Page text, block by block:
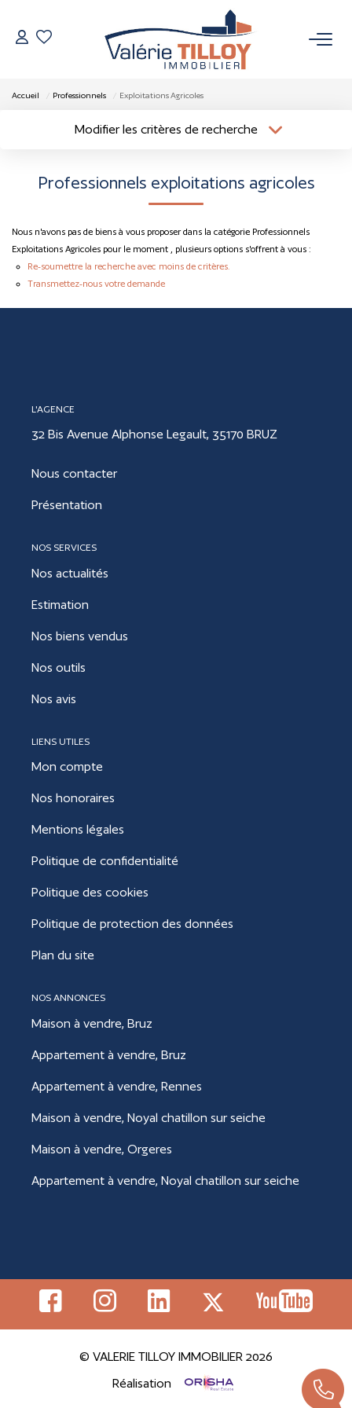
VENDRE
L’AGENCE
Qui Sommes Nous
Accueil Professionnels Exploitations Agricoles
Modifier les critères de recherche
Plus de critères Créer une alerte
Professionnels exploitations agricoles
Nous n'avons pas de biens à vous proposer dans la catégorie Professionnels
Exploitations Agricoles pour le moment , plusieurs options s'offrent à vous :
Re-soumettre la recherche avec moins de critères.
Transmettez-nous votre demande
L'AGENCE
32 Bis Avenue Alphonse Legault, 35170 BRUZ
Nous contacter
Présentation
NOS SERVICES
Nos actualités
Estimation
Nos biens vendus
Nos outils
Nos avis
LIENS UTILES
Mon compte
Nos honoraires
Mentions légales
Politique de confidentialité
Politique des cookies
Politique de protection des données
Plan du site
NOS ANNONCES
Maison à vendre, Bruz
Appartement à vendre, Bruz
Appartement à vendre, Rennes
Maison à vendre, Noyal chatillon sur seiche
Maison à vendre, Orgeres
Appartement à vendre, Noyal chatillon sur seiche
© VALERIE TILLOY IMMOBILIER 2026
Réalisation